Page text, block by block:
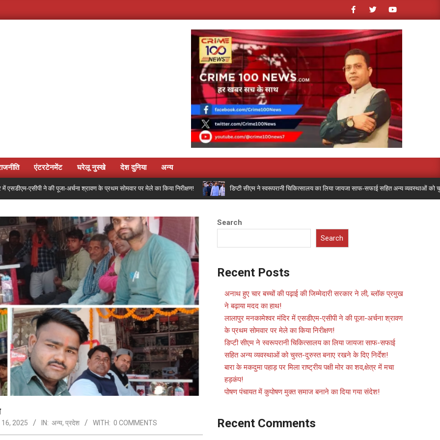
एंटरटेनमेंट घरेलू नुस्खे देश दुनिया अन्य
एसीपी ने की पूजा-अर्चना श्रावण के प्रथम सोमवार पर मेले का किया निरीक्षण! डिप्टी सीएम ने स्वरूपरानी चिकित्सालय का लिया जायजा साफ-सफाई सहित अन्य व्यवस्थाओं को चुस्त-
16, 2025 IN: अन्य, प्रदेश WITH: 0 COMMENTS
Search
Search
Recent Posts
अनाथ हुए चार बच्चों की पढ़ाई की जिम्मेदारी सरकार ने ली, ब्लॉक प्रमुख
ने बढ़ाया मदद का हाथ!
लालापुर मनकामेश्वर मंदिर में एसडीएम-एसीपी ने की पूजा-अर्चना श्रावण
के प्रथम सोमवार पर मेले का किया निरीक्षण!
डिप्टी सीएम ने स्वरूपरानी चिकित्सालय का लिया जायजा साफ-सफाई
सहित अन्य व्यवस्थाओं को चुस्त-दुरुस्त बनाए रखने के दिए निर्देश!
बारा के मकदुमा पहाड़ पर मिला राष्ट्रीय पक्षी मोर का शव,क्षेत्र में मचा
हड़कंप!
पोषण पंचायत में कुपोषण मुक्त समाज बनाने का दिया गया संदेश!
Recent Comments